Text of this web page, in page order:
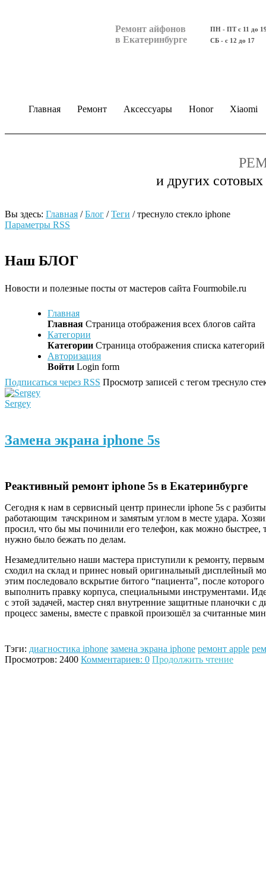
Ремонт айфонов
в Екатеринбурге
ПН - ПТ с 11 до
СБ - с 12 до 17
Главная Ремонт Аксессуары Honor Xiaomi
и других
Вы здесь: Главная /Блог /Теги /треснуло стекло iphone
Параметры RSS
Наш БЛОГ
Новости и полезные посты от мастеров сайта Fourmobile.ru
Главная
Главная Страница отображения всех блогов сайта
Категории
Категории Страница отображения списка
Авторизация
Войти Login form
Подписаться через RSS Просмотр записей с тегом треснуло
Sergey
Замена экрана iphone 5s
Реактивный ремонт iphone 5s в Екатеринбурге
Сегодня к нам в сервисный центр принесли iphone 5s с
работающим тачскрином и замятым углом в месте удара.
просил, что бы мы починили его телефон, как можно быстрее,
нужно было бежать по делам.
Незамедлительно наши мастера приступили к ремонту, первым
сходил на склад и принес новый оригинальный дисплейный
этим последовало вскрытие битого “пациента”, после
выполнить правку корпуса, специальными инструментами.
с этой задачей, мастер снял внутренние защитные планочки с
процесс замены, вместе с правкой произошёл за считанные
Тэги: диагностика iphone замена экрана iphone ремонт apple
Просмотров: 2400 Комментариев: 0 Продолжить чтение